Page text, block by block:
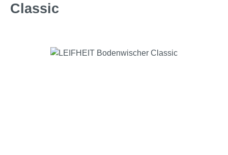
Classic
Bildergalerie überspringen